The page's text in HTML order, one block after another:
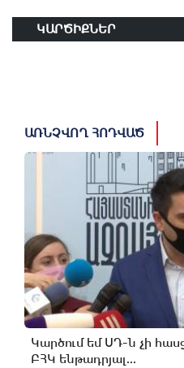
ԿԱՐԾԻՔՆԵՐ
ԱՌՆՉՎՈՂ ՀՈԴՎԱԾ
Կարծում եմ ՍԴ-ն չի
ԲՀԿ ենթադրյալ...